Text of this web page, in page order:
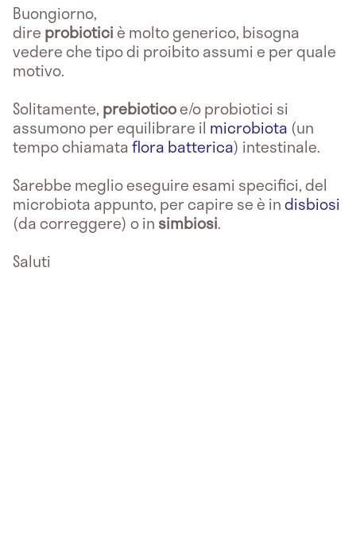
Buongiorno,
dire probioticiè molto generico, bisogna
vedere che tipo di proibito assumi e per quale
motivo.
Solitamente, prebioticoe/o probiotici si
assumono per equilibrare il microbiota (un
tempo chiamataflora batterica) intestinale.
Sarebbe meglio eseguire esami specifici, del
microbiota appunto, per capire se è indisbiosi
(da correggere) o in simbiosi.
Saluti